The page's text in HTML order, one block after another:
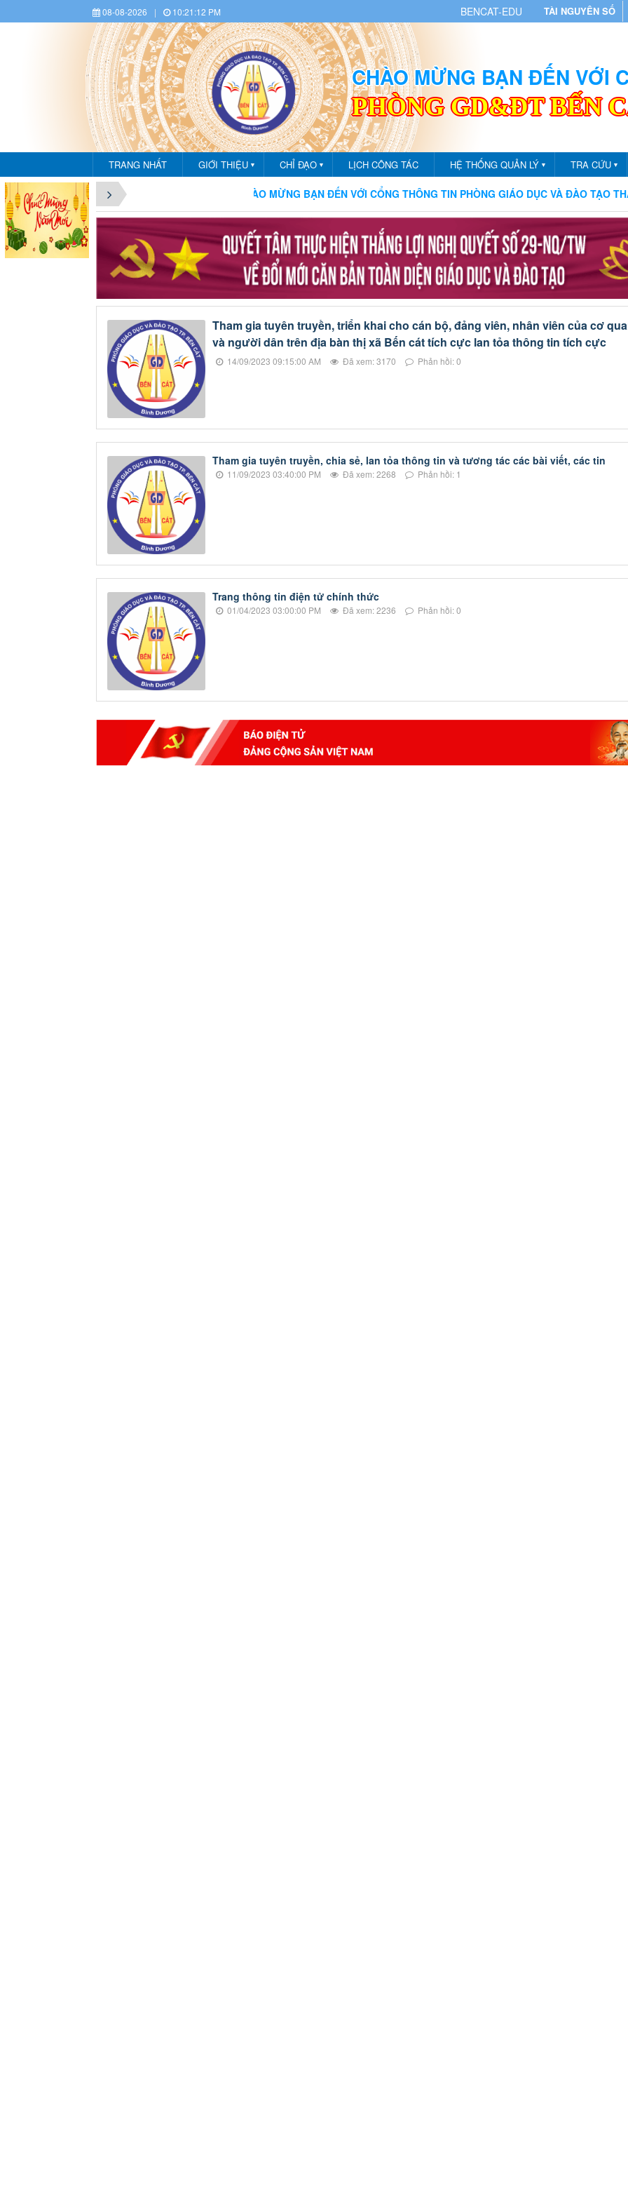
08-08-2026 | 10:21:13 PM BENCAT-EDU TÀI NGUYÊN SỐ
CHÀO MỪNG BẠN ĐẾN VỚI
PHÒNG GD&ĐT BẾN
TRANG NHẤT GIỚI THIỆU ▼ CHỈ ĐẠO ▼ LỊCH CÔNG TÁC HỆ THỐNG QUẢN LÝ ▼ TRA CỨU ▼
CHÀO MỪNG BẠN ĐẾN VỚI CỔNG THÔNG TIN PHÒNG GIÁO DỤC VÀ ĐÀO TẠO THÀNH
Tham gia tuyên truyền, triển khai cho cán bộ, đảng viên, nhân viên của cơ
và người dân trên địa bàn thị xã Bến cát tích cực lan tỏa thông tin tích cực
14/09/2023 09:15:00 AM Đã xem: 3170 Phản hồi: 0
Tham gia tuyên truyền, chia sẻ, lan tỏa thông tin và tương tác các bài viết, các tin
11/09/2023 03:40:00 PM Đã xem: 2268 Phản hồi: 1
Trang thông tin điện tử chính thức
01/04/2023 03:00:00 PM Đã xem: 2236 Phản hồi: 0